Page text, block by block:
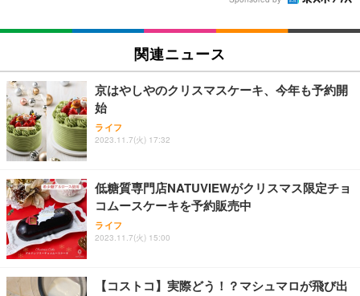
関連ニュース
京はやしやのクリスマスケーキ、今年も予約開
始
ライフ
2023.11.7(火) 17:32
低糖質専門店NATUVIEWがクリスマス限定チョ
コムースケーキを予約販売中
ライフ
2023.11.7(火) 15:00
【コストコ】実際どう！？マシュマロが飛び出